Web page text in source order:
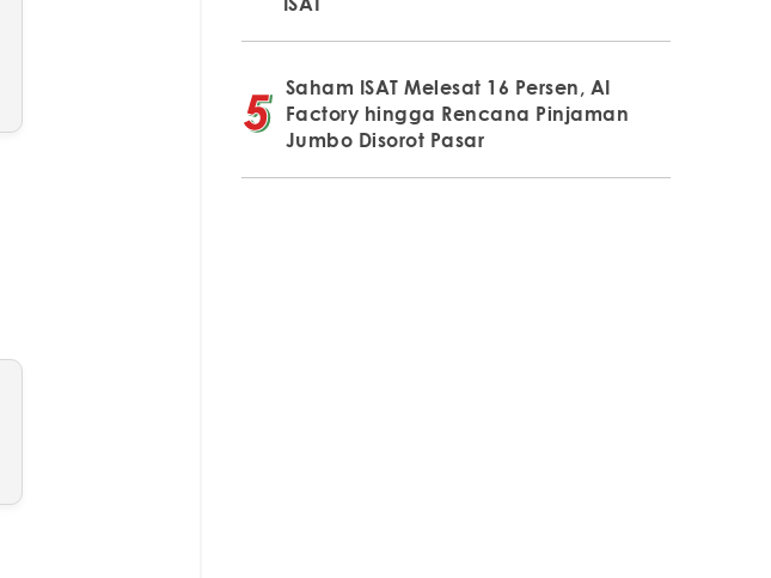
Saham ISAT Melesat 16 Persen, AI
Factory hingga Rencana Pinjaman
Jumbo Disorot Pasar